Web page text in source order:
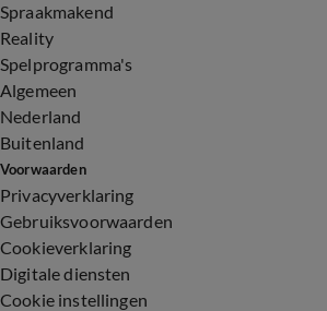
Spraakmakend
Reality
Spelprogramma's
Algemeen
Nederland
Buitenland
Voorwaarden
Privacyverklaring
Gebruiksvoorwaarden
Cookieverklaring
Digitale diensten
Cookie instellingen